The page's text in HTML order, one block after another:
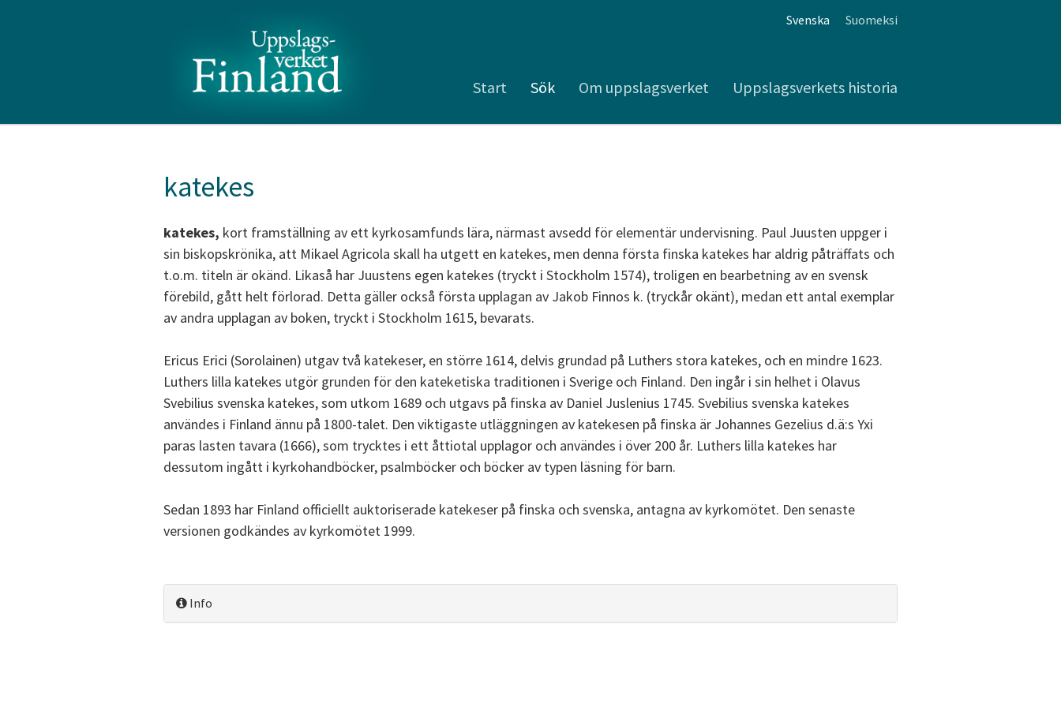
Svenska Suomeksi
Start Sök Om uppslagsverket Uppslagsverkets historia
katekes
katekes, kort framställning av ett kyrkosamfunds lära, närmast avsedd för elementär undervisning. Paul Juusten uppger i
sin biskopskrönika, att Mikael Agricola skall ha utgett en katekes, men denna första finska katekes har aldrig påträffats och
t.o.m. titeln är okänd. Likaså har Juustens egen katekes (tryckt i Stockholm 1574), troligen en bearbetning av en svensk
förebild, gått helt förlorad. Detta gäller också första upplagan av Jakob Finnos k. (tryckår okänt), medan ett antal exemplar
av andra upplagan av boken, tryckt i Stockholm 1615, bevarats.
Ericus Erici (Sorolainen) utgav två katekeser, en större 1614, delvis grundad på Luthers stora katekes, och en mindre 1623.
Luthers lilla katekes utgör grunden för den kateketiska traditionen i Sverige och Finland. Den ingår i sin helhet i Olavus
Svebilius svenska katekes, som utkom 1689 och utgavs på finska av Daniel Juslenius 1745. Svebilius svenska katekes
användes i Finland ännu på 1800-talet. Den viktigaste utläggningen av katekesen på finska är Johannes Gezelius d.ä:s Yxi
paras lasten tavara (1666), som trycktes i ett åttiotal upplagor och användes i över 200 år. Luthers lilla katekes har
dessutom ingått i kyrkohandböcker, psalmböcker och böcker av typen läsning för barn.
Sedan 1893 har Finland officiellt auktoriserade katekeser på finska och svenska, antagna av kyrkomötet. Den senaste
versionen godkändes av kyrkomötet 1999.
Info